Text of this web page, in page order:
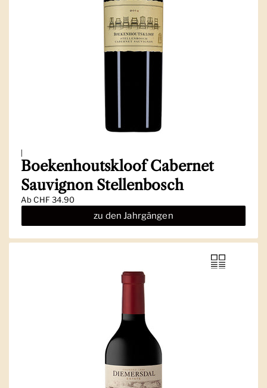
|
Boekenhoutskloof Cabernet
Sauvignon Stellenbosch
AbCHF 34.90
zu den Jahrgängen